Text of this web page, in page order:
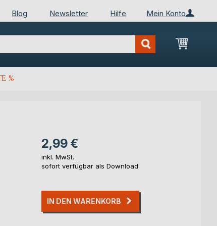
Mein Konto
Blog Newsletter Hilfe
Mein
%
2,99 €
inkl. MwSt.
sofort verfügbar als Download
IN DEN WARENKORB